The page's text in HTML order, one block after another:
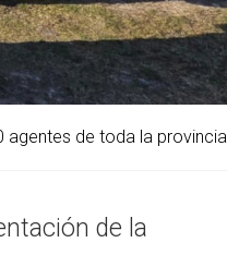
de toda la provincia.
de la